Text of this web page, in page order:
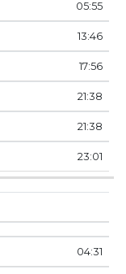
05:55
13:46
17:56
21:38
21:38
23:01
04:31